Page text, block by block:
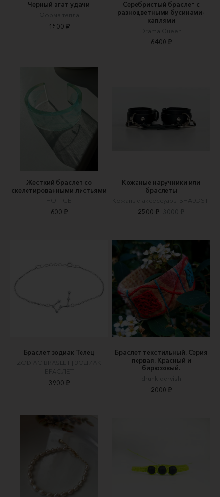
Черный агат удачи
Форма тепла
1500 ₽
Серебристый браслет с
разноцветными бусинами-
каплями
Drama Queen
6400 ₽
Жесткий браслет со
скелетированными листьями
HOT ICE
600 ₽
Кожаные наручники или
браслеты
Кожаные аксессуары SHALOSTI
2500 ₽ 3000 ₽
Браслет зодиак Телец
ZODIAC BRASLET | ЗОДИАК
БРАСЛЕТ
3900 ₽
Браслет текстильный. Серия
первая. Красный и
бирюзовый.
drunk dervish
2000 ₽